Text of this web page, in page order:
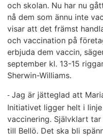
och skolan. Nu har nu
nå dem som ännu inte
visar att det främst
och vaccination på
erbjuda dem vaccin,
september kl. 13-15
Sherwin-Williams.
- Jag är jätteglad att
Initiativet ligger helt i
vaccinering. Självklart
till Bellö. Det ska bli